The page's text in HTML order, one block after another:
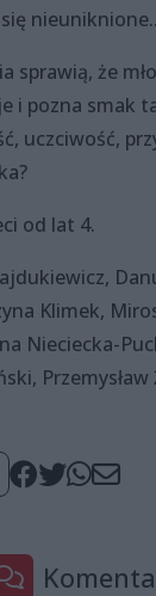
sprawią, że
i pozna smak
uczciwość,
od lat 4.
Klimek,
Nieciecka-